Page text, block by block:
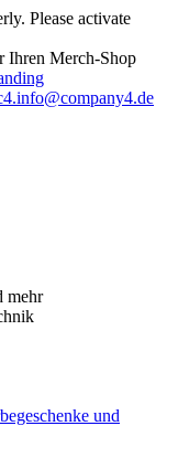
Please activate
Ihren Merch-Shop
mehr
und